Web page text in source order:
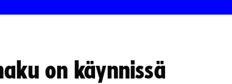
on käynnissä